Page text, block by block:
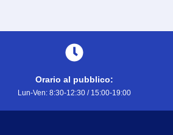
Orario al pubblico:
Lun-Ven: 8:30-12:30 / 15:00-19:00